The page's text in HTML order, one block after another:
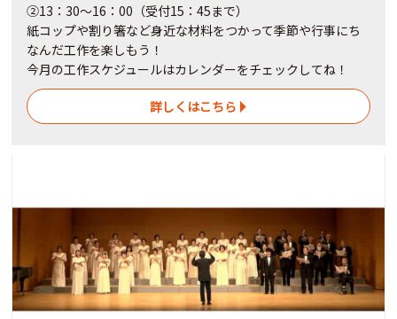
②13：30～16：00（受付15：45まで）
紙コップや割り箸など身近な材料をつかって季節や行事にち
なんだ工作を楽しもう！
今月の工作スケジュールはカレンダーをチェックしてね！
詳しくはこちら